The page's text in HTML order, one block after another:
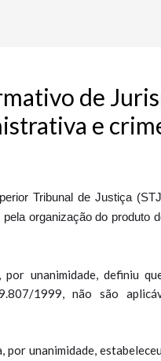
de
e
Tribunal de Justiça
organização do produto
unanimidade, definiu
1999, não são
por unanimidade,